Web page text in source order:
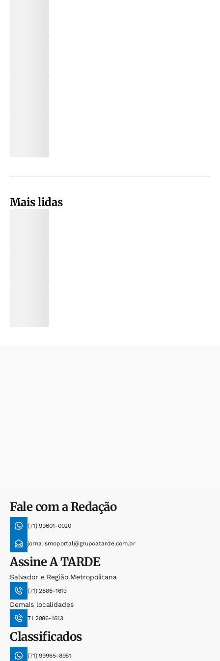
Mais lidas
Fale com a Redação
(71) 99601-0020
jornalismoportal@grupoatarde.com.br
AssineA TARDE
Salvador e Região Metropolitana
(71) 2886-1613
Demais localidades
71 2886-1613
Classificados
(71) 99965-8961